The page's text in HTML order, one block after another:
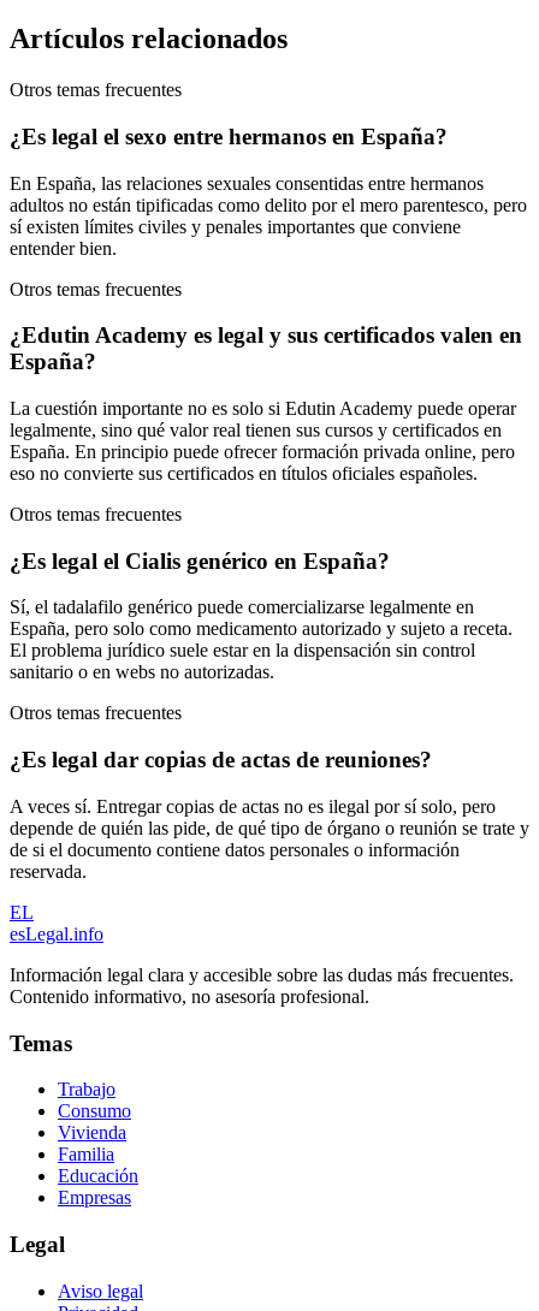
Artículos relacionados
Otros temas frecuentes
¿Es legal el sexo entre hermanos en España?
En España, las relaciones sexuales consentidas entre hermanos
adultos no están tipificadas como delito por el mero parentesco, pero
sí existen límites civiles y penales importantes que conviene
entender bien.
Otros temas frecuentes
¿Edutin Academy es legal y sus certificados valen en
España?
La cuestión importante no es solo si Edutin Academy puede operar
legalmente, sino qué valor real tienen sus cursos y certificados en
España. En principio puede ofrecer formación privada online, pero
eso no convierte sus certificados en títulos oficiales españoles.
Otros temas frecuentes
¿Es legal el Cialis genérico en España?
Sí, el tadalafilo genérico puede comercializarse legalmente en
España, pero solo como medicamento autorizado y sujeto a receta.
El problema jurídico suele estar en la dispensación sin control
sanitario o en webs no autorizadas.
Otros temas frecuentes
¿Es legal dar copias de actas de reuniones?
A veces sí. Entregar copias de actas no es ilegal por sí solo, pero
depende de quién las pide, de qué tipo de órgano o reunión se trate y
de si el documento contiene datos personales o información
reservada.
EL
esLegal.info
Información legal clara y accesible sobre las dudas más frecuentes.
Contenido informativo, no asesoría profesional.
Temas
Trabajo
Consumo
Vivienda
Familia
Educación
Empresas
Legal
Aviso legal